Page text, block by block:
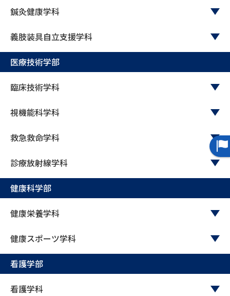
来場型・Web型イベント特集
受験準備 資料検索
志望校・出願校を調べる
併願校選び
先輩が入学を決めた理由
新生活お役立ちガイド
学問発見
鍼灸健康学科
義肢装具自立支援学科
医療技術学部
臨床技術学科
視機能科学科
救急救命学科
診療放射線学科
健康科学部
健康栄養学科
健康スポーツ学科
看護学部
看護学科